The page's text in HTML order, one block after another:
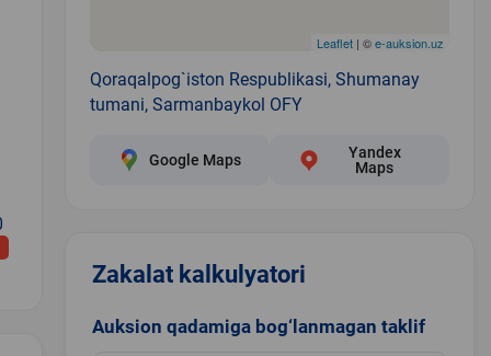
Leaflet| ©e-auksion.uz
Qoraqalpog`iston Respublikasi, Shumanay
tumani, Sarmanbaykol OFY
Google Maps
Yandex
Maps
Zakalat kalkulyatori
Auksion qadamiga bog‘lanmagan taklif